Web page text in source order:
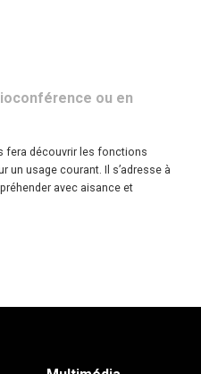
ou en
fera découvrir les fonctions
un usage courant. Il s’adresse à
avec aisance et